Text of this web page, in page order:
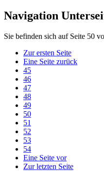
Navigation
Sie befinden sich auf Seite 50
Zur ersten Seite
Eine Seite zurück
45
46
47
48
49
50
51
52
53
54
Eine Seite vor
Zur letzten Seite